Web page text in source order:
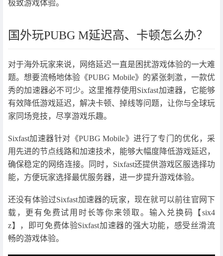
极致游戏体验。
国外玩PUBG M延迟高、卡顿怎么办？
对于海外玩家来说，网络延迟一直是困扰游戏体验的一大难
题。想要流畅地体验《PUBG Mobile》的紧张刺激，一款优
秀的加速器必不可少。这里推荐使用Sixfast加速器，它能够
有效降低游戏延迟，解决卡顿、掉线等问题，让你与全球玩
家同场竞技，尽享游戏乐趣。
Sixfast加速器针对《PUBG Mobile》进行了专门的优化，采
用先进的节点线路和加速技术，能够大幅度降低游戏延迟，
确保稳定的网络连接。同时，Sixfast还提供游戏区服选择功
能，方便玩家选择最优服务器，进一步提升游戏体验。
还没有体验过Sixfast加速器的玩家，现在就可以前往官网下
载，更有免费试用时长等你来领取。输入兑换码【six4
z】，即可免费体验Sixfast加速器的强大功能，感受丝滑流
畅的游戏体验。